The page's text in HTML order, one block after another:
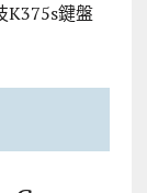
K375s鍵盤